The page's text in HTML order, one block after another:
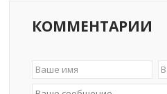
КОММЕНТАРИИ